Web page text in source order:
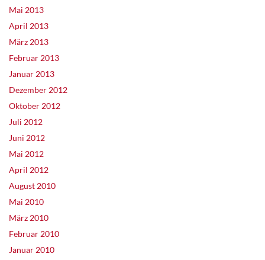
Mai 2013
April 2013
März 2013
Februar 2013
Januar 2013
Dezember 2012
Oktober 2012
Juli 2012
Juni 2012
Mai 2012
April 2012
August 2010
Mai 2010
März 2010
Februar 2010
Januar 2010